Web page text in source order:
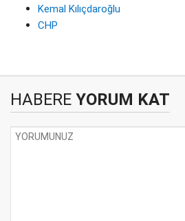
Kemal Kılıçdaroğlu
CHP
HABERE YORUM KAT